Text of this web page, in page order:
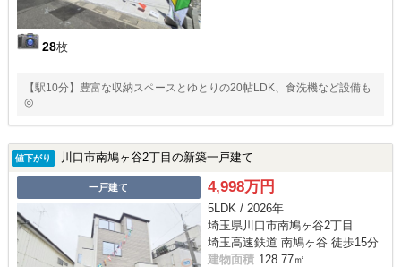
28枚
【駅10分】豊富な収納スペースとゆとりの20帖LDK、食洗機など設備も
◎
値下がり 川口市南鳩ヶ谷2丁目の新築一戸建て
一戸建て 4,998万円
5LDK / 2026年
埼玉県川口市南鳩ヶ谷2丁目
埼玉高速鉄道 南鳩ヶ谷 徒歩15分
建物面積 128.77㎡